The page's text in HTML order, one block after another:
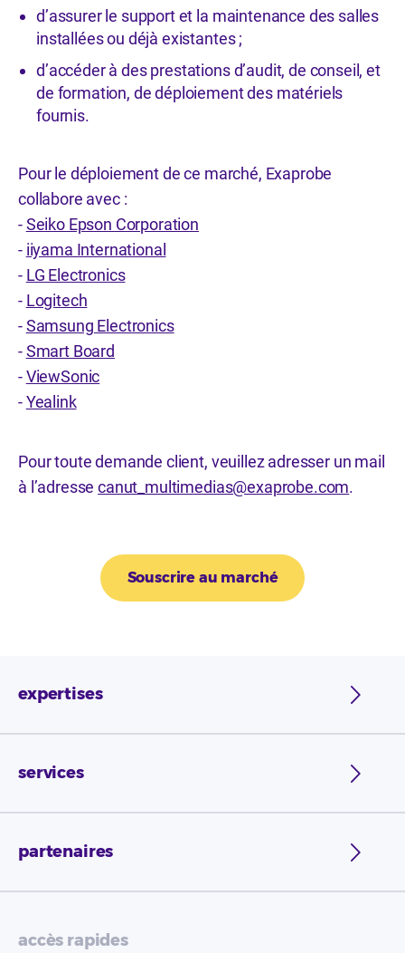
d’assurer le support et la maintenance des salles
installées ou déjà existantes ;
d’accéder à des prestations d’audit, de conseil, et
de formation, de déploiement des matériels
fournis.
Pour le déploiement de ce marché, Exaprobe
collabore avec :
-Seiko Epson Corporation
- iiyama International
- LG Electronics
- Logitech
-Samsung Electronics
-Smart Board
-ViewSonic
-Yealink
Pour toute demande client, veuillez adresser un mail
à l’adresse canut_multimedias@exaprobe.com.
Souscrire au marché
expertises
services
partenaires
accès rapides